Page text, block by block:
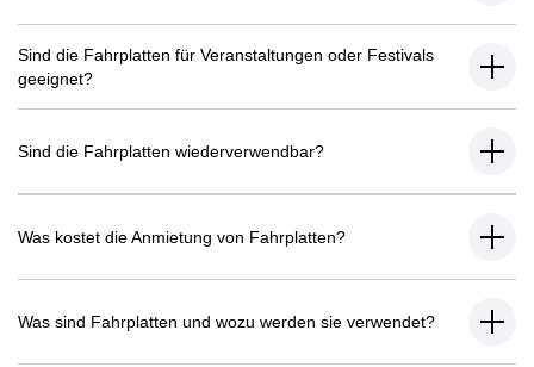
Sind die Fahrplatten für Veranstaltungen oder Festivals
geeignet?
Sind die Fahrplatten wiederverwendbar?
Was kostet die Anmietung von Fahrplatten?
Was sind Fahrplatten und wozu werden sie verwendet?